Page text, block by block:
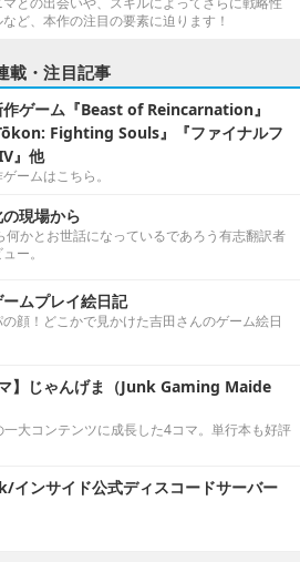
ど、本作の注目の要素に迫ります！
載・注目記事
ゲーム『Beast of Reincarnation』
Fighting Souls』『ファイナルフ
』他
ームはこちら。
現場から
何かとお世話になっているであろう有志翻訳者
ー。
ムプレイ絵日記
顔！どこかで見かけた吉田さんのゲーム絵日
マ】じゃんげま（Junk Gaming Maide
大コンテンツに成長した4コマ。単行本も好評
インサイド公式ディスコードサーバー